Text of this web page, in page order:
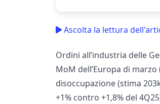
Ascolta la lettura
Ordini all’industria delle
MoM dell’Europa di
disoccupazione (stima
+1% contro +1,8% del